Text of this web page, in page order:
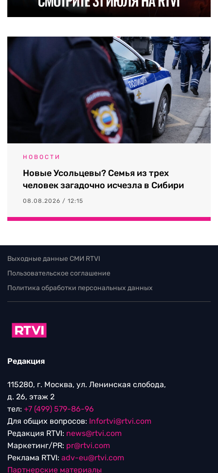
НОВОСТИ
Новые Усольцевы? Семья из трех
человек загадочно исчезла в Сибири
08.08.2026 / 12:15
Выходные данные СМИ RTVI
Пользовательское соглашение
Политика обработки персональных данных
Редакция
115280, г. Москва, ул. Ленинская слобода,
д. 26, этаж 2
тел: +7 (499) 579-86-96
Для общих вопросов: Infortvi@rtvi.com
Редакция RTVI: news@rtvi.com
Маркетинг/PR: pr@rtvi.com
Реклама RTVI: adv-eu@rtvi.com
Партнерские материалы